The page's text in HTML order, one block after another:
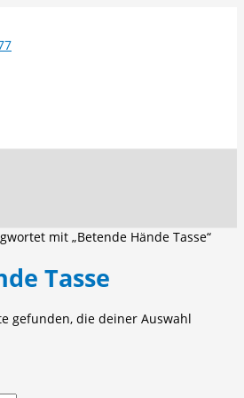
mit „Betende Hände Tasse“
Tasse
gefunden, die deiner Auswahl